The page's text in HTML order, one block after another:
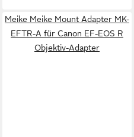
Meike Meike Mount Adapter MK-
EFTR-A für Canon EF-EOS R
Objektiv-Adapter